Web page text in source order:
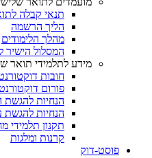
תנאי קבלה
הליך הרשמה
מהלך הלימודים
המסלול הישיר
מידע לתלמידי תואר
חובות
פורום
הנחיות
הנחיות להגשת
תקנון תלמידי
קרנות ומלגות
פוסט-דוק